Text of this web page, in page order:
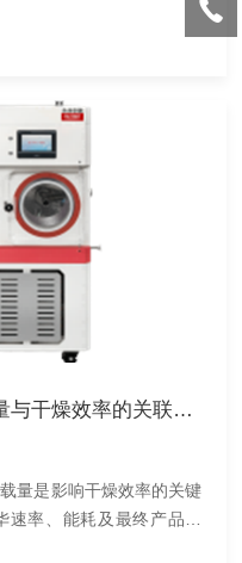
具有重要指导意义。
实验室冷冻干燥机样品装载量与干燥效率的关联性实验研究
量是影响干燥效率的关键
率、能耗及最终产品质